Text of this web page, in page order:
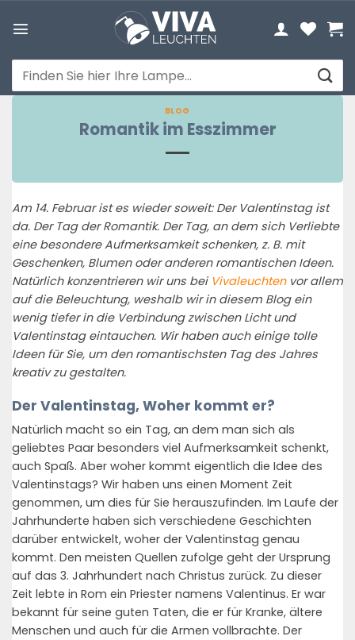
Inhalt
Suchen
nach:
BLOG
Romantik im Esszimmer
Am 14. Februar ist es wieder soweit: Der Valentinstag ist
da. Der Tag der Romantik. Der Tag, an dem sich Verliebte
eine besondere Aufmerksamkeit schenken, z. B. mit
Geschenken, Blumen oder anderen romantischen Ideen.
Natürlich konzentrieren wir uns bei Vivaleuchtenvor allem
auf die Beleuchtung, weshalb wir in diesem Blog ein
wenig tiefer in die Verbindung zwischen Licht und
Valentinstag eintauchen. Wir haben auch einige tolle
Ideen für Sie, um den romantischsten Tag des Jahres
kreativ zu gestalten.
Der Valentinstag, Woher kommt er?
Natürlich macht so ein Tag, an dem man sich als
geliebtes Paar besonders viel Aufmerksamkeit schenkt,
auch Spaß. Aber woher kommt eigentlich die Idee des
Valentinstags? Wir haben uns einen Moment Zeit
genommen, um dies für Sie herauszufinden. Im Laufe der
Jahrhunderte haben sich verschiedene Geschichten
darüber entwickelt, woher der Valentinstag genau
kommt. Den meisten Quellen zufolge geht der Ursprung
auf das 3. Jahrhundert nach Christus zurück. Zu dieser
Zeit lebte in Rom ein Priester namens Valentinus. Er war
bekannt für seine guten Taten, die er für Kranke, ältere
Menschen und auch für die Armen vollbrachte. Der